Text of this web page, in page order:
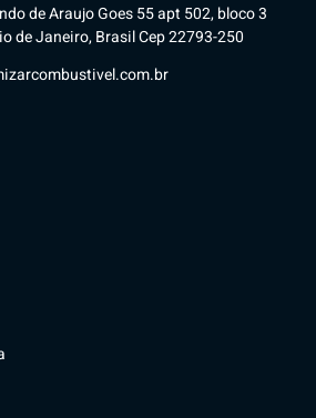
de Araujo Goes 55 apt 502, bloco 3
de Janeiro, Brasil Cep 22793-250